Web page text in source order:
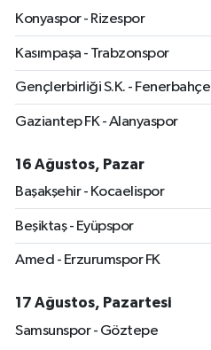
Konyaspor - Rizespor
Kasımpaşa - Trabzonspor
Gençlerbirliği S.K. - Fenerbahçe
Gaziantep FK - Alanyaspor
16 Ağustos, Pazar
Başakşehir - Kocaelispor
Beşiktaş - Eyüpspor
Amed - Erzurumspor FK
17 Ağustos, Pazartesi
Samsunspor - Göztepe